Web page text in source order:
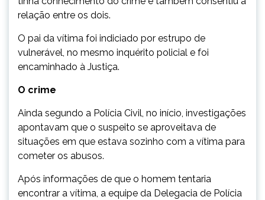
relação entre os dois.
O pai da vítima foi indiciado por estrupo de
vulnerável, no mesmo inquérito policial e foi
encaminhado à Justiça.
O crime
Ainda segundo a Polícia Civil, no início, investigações
apontavam que o suspeito se aproveitava de
situações em que estava sozinho com a vítima para
cometer os abusos.
Após informações de que o homem tentaria
encontrar a vítima, a equipe da Delegacia de Polícia